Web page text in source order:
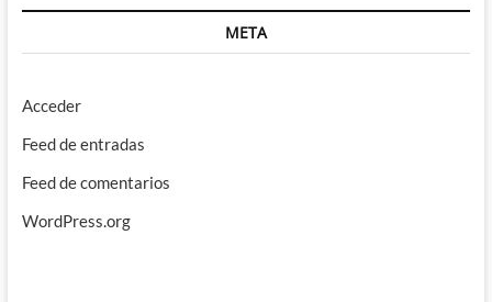
META
Acceder
Feed de entradas
Feed de comentarios
WordPress.org